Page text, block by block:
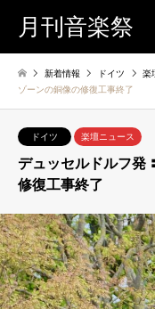
月刊音楽祭
新着情報 ドイツ 楽
ゾーンの銅像の修復工事終了
ドイツ 楽壇ニュース
デュッセルドルフ発
修復工事終了